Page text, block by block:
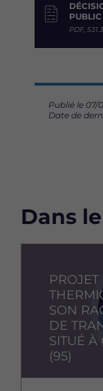
PUBLIC
PDF,
Publié le 07/
Date de
Dans
SON
DE
SITUÉ
(95)